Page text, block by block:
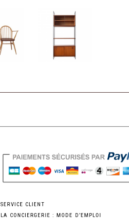
SERVICE CLIENT
LA CONCIERGERIE : MODE D’EMPLOI